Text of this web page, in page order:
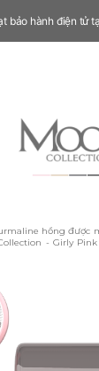
bảo hành điện tử
hồng được
- Girly